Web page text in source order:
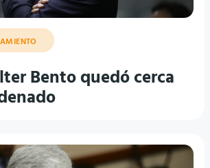
Bento quedó cerca